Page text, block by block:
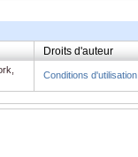
Droits d'auteur
Conditions d'utilisation